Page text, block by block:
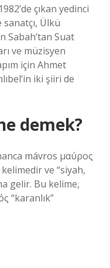
çıkan yedinci
Ülkü
Sabah’tan Suat
ve müzisyen
için Ahmet
iki şiiri de
demek?
mávros μαύρος
ve “siyah,
gelir. Bu kelime,
“karanlık”